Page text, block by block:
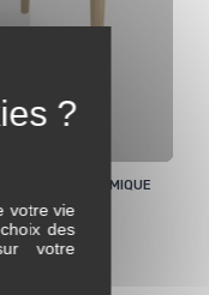
céramique
Riviera
votre vie
des
votre